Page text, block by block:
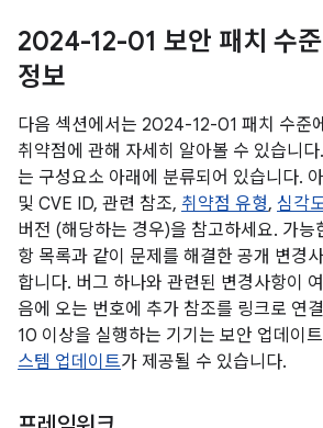
2024-12-01 보안 패치 수
정보
다음 섹션에서는 2024-12-01 패치 수준
취약점에 관해 자세히 알아볼 수 있습니
는 구성요소 아래에 분류되어 있습니다.
및 CVE ID, 관련 참조, 취약점 유형, 심각
버전 (해당하는 경우)을 참고하세요. 가능
항 목록과 같이 문제를 해결한 공개 변경
합니다. 버그 하나와 관련된 변경사항이
음에 오는 번호에 추가 참조를 링크로 연
10 이상을 실행하는 기기는 보안 업데이
스템 업데이트가 제공될 수 있습니다.